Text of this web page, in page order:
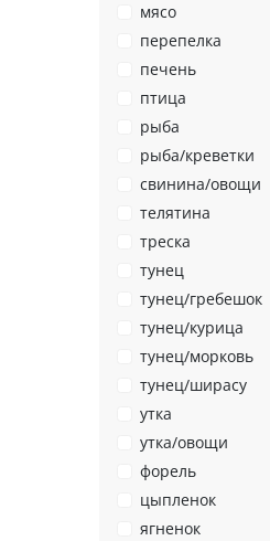
мясо
перепелка
печень
птица
рыба
рыба/креветки
свинина/овощи
телятина
треска
тунец
тунец/гребешок
тунец/курица
тунец/морковь
тунец/ширасу
утка
утка/овощи
форель
цыпленок
ягненок